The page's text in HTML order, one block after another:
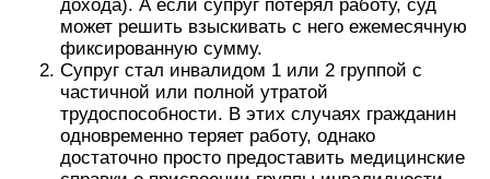
дохода). А если супруг потерял работу, суд
может решить взыскивать с него ежемесячную
фиксированную сумму.
Супруг стал инвалидом 1 или 2 группой с
частичной или полной утратой
трудоспособности. В этих случаях гражданин
одновременно теряет работу, однако
достаточно просто предоставить медицинские